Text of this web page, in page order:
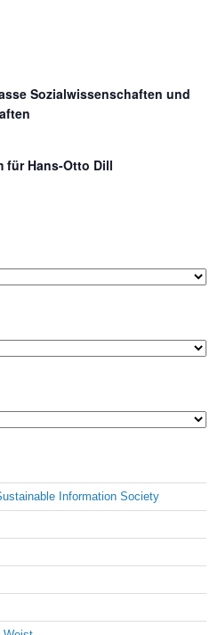
Sozialwissenschaften und
für Hans-Otto Dill
Information Society